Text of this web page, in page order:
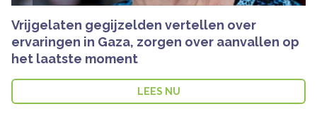
Vrijgelaten gegijzelden vertellen over
ervaringen in Gaza, zorgen over aanvallen op
het laatste moment
LEES NU